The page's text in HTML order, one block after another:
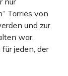
Torries von
und zur
war.
jeden, der